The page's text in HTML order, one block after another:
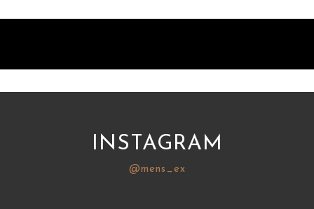
INSTAGRAM
@mens_ex